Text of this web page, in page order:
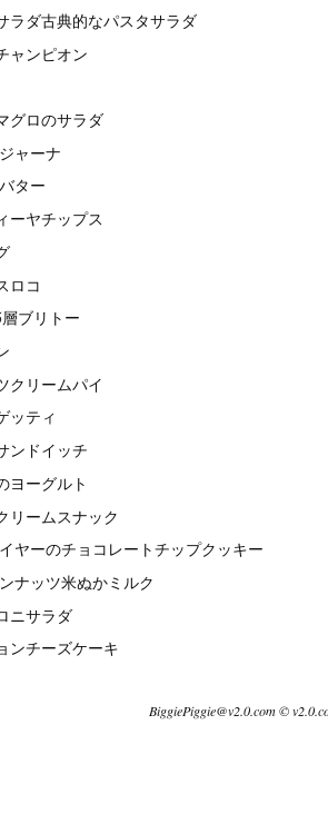
ラダ古典的なパスタサラダ
ャンピオン
グロのサラダ
ャーナ
ター
ーヤチップス
ロコ
ブリトー
クリームパイ
ッティ
ンドイッチ
ヨーグルト
リームスナック
ヤーのチョコレートチップクッキー
ナッツ米ぬかミルク
ニサラダ
ンチーズケーキ
BiggiePiggie@v2.0.com ©